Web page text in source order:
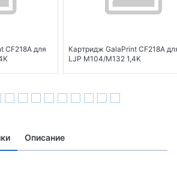
CF218A для
Картридж GalaPrint CF218A
LJP M104/M132 1,4K
Описание